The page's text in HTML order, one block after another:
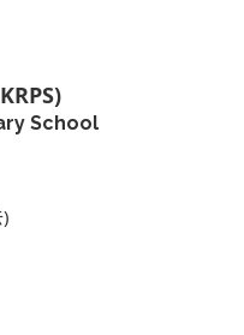
School